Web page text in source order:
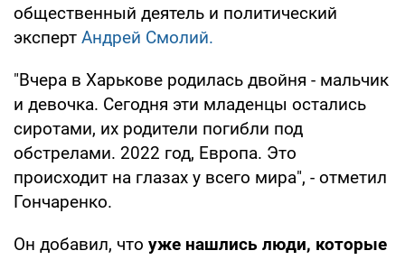
общественный деятель и политический
эксперт Андрей Смолий.
"Вчера в Харькове родилась двойня - мальчик
и девочка. Сегодня эти младенцы остались
сиротами, их родители погибли под
обстрелами. 2022 год, Европа. Это
происходит на глазах у всего мира", - отметил
Гончаренко.
Он добавил, что уже нашлись люди, которые